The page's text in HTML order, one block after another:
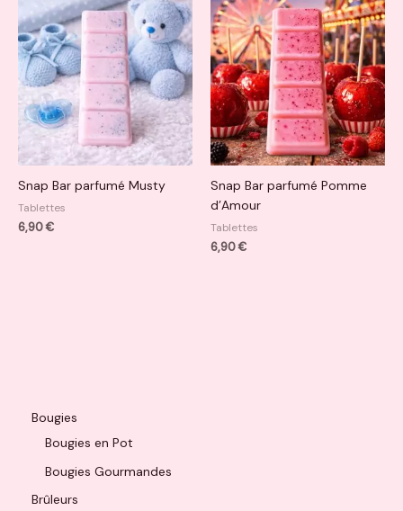
Bougies
Bougies en Pot
Bougies Gourmandes
Brûleurs
Snap Bar parfumé Musty
Tablettes
6,90€
Snap Bar parfumé Pomme
d’Amour
Tablettes
6,90€